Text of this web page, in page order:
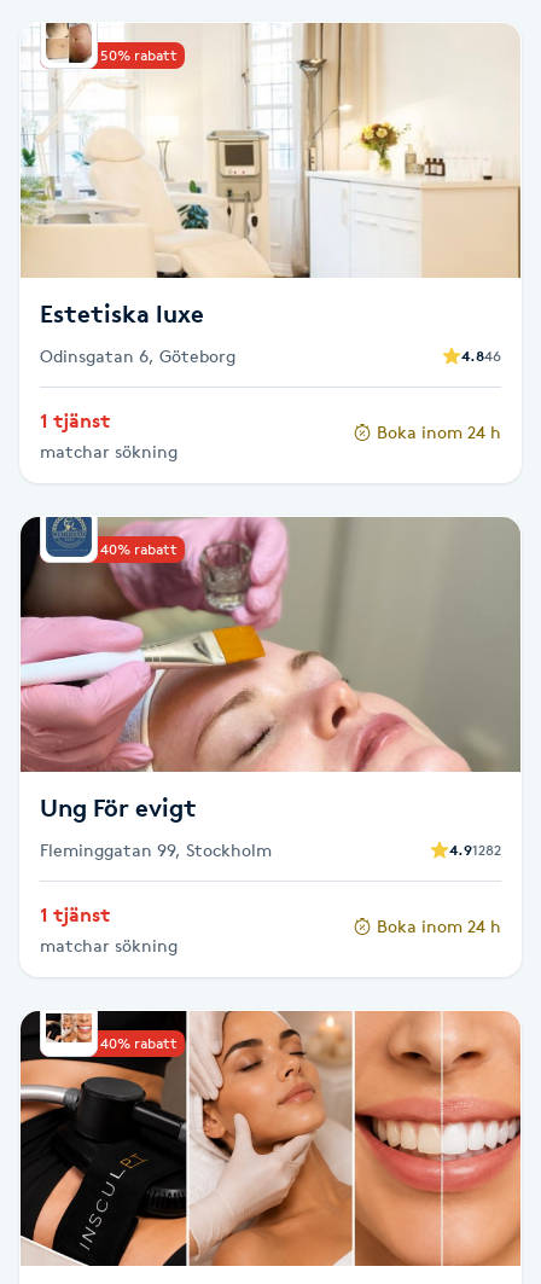
Babylights
Balayage
Bambumassage
Barnklippning
BIAB
Blowout
Bottenfärg
Brynformning
Brynfärgning
Brynplockning
Celluliter
Coachning
Color correction
Cryoterapi
D
Damklippning
Dermapen
Upp till 50% rabatt
Estetiska luxe
Odinsgatan 6, Göteborg 4.846
1 tjänst
matchar sökning
Boka inom 24 h
Upp till 40% rabatt
Ung För evigt
Fleminggatan 99, Stockholm 4.91282
1 tjänst
matchar sökning
Boka inom 24 h
Upp till 40% rabatt